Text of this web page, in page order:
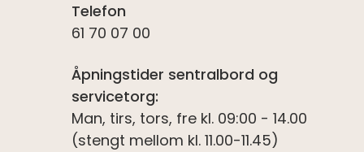
Telefon
61 70 07 00
Åpningstider sentralbord og
servicetorg:
Man, tirs, tors, fre kl. 09:00 - 14.00
(stengt mellom kl. 11.00-11.45)